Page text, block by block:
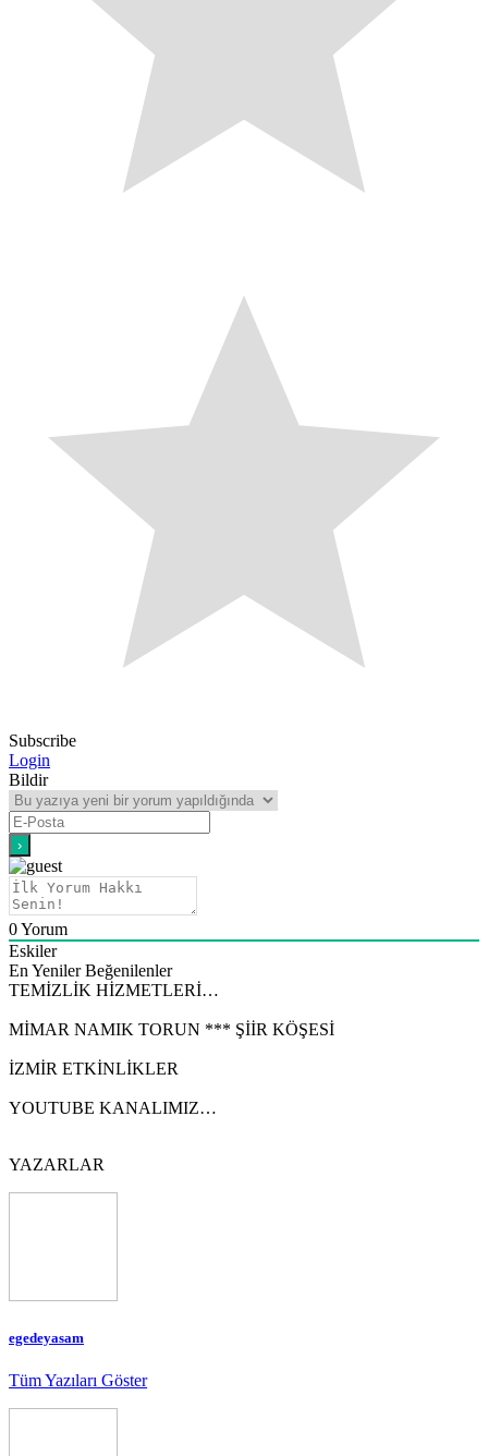
Subscribe
Login
Bildir
0Yorum
Eskiler
En Yeniler Beğenilenler
TEMİZLİK HİZMETLERİ…
MİMAR NAMIK TORUN *** ŞİİR KÖŞESİ
İZMİR ETKİNLİKLER
YOUTUBE KANALIMIZ…
YAZARLAR
egedeyasam
Tüm Yazıları Göster